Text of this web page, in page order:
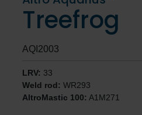
Treefrog
AQI2003
LRV: 33
Weld rod: WR293
AltroMastic 100: A1M271